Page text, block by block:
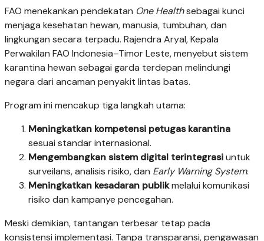
FAO menekankan pendekatan One Healthsebagai kunci
menjaga kesehatan hewan, manusia, tumbuhan, dan
lingkungan secara terpadu. Rajendra Aryal, Kepala
Perwakilan FAO Indonesia–Timor Leste, menyebut sistem
karantina hewan sebagai garda terdepan melindungi
negara dari ancaman penyakit lintas batas.
Program ini mencakup tiga langkah utama:
Meningkatkan kompetensi petugas karantina
sesuai standar internasional.
Mengembangkan sistem digital terintegrasiuntuk
surveilans, analisis risiko, dan Early Warning System.
Meningkatkan kesadaran publikmelalui komunikasi
risiko dan kampanye pencegahan.
Meski demikian, tantangan terbesar tetap pada
konsistensi implementasi. Tanpa transparansi, pengawasan